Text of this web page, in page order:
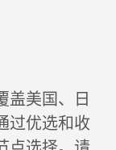
盖美国、日
过优选和收